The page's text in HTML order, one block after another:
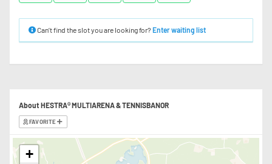
Can’t find the slot you are looking for? Enter waiting list
About HESTRA® MULTIARENA & TENNISBANOR
FAVORITE
+